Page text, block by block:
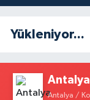
Yükleniyor...
Antalya /